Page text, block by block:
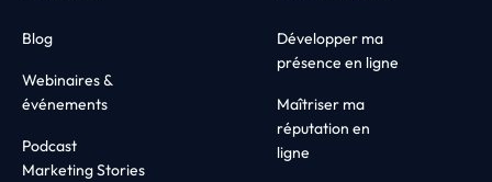
Blog
Webinaires &
événements
Podcast
Marketing Stories
Développer ma
présence en ligne
Maîtriser ma
réputation en
ligne